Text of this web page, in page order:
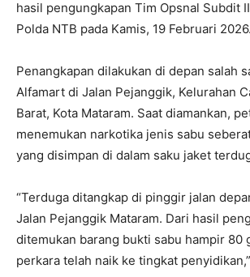
hasil pengungkapan Tim Opsnal Subdit
Polda NTB pada Kamis, 19 Februari 2026.
Penangkapan dilakukan di depan salah
Alfamart di Jalan Pejanggik, Kelurahan
Barat, Kota Mataram. Saat diamankan,
menemukan narkotika jenis sabu
yang disimpan di dalam saku jaket
“Terduga ditangkap di pinggir jalan
Jalan Pejanggik Mataram. Dari hasil
ditemukan barang bukti sabu hampir 80
perkara telah naik ke tingkat